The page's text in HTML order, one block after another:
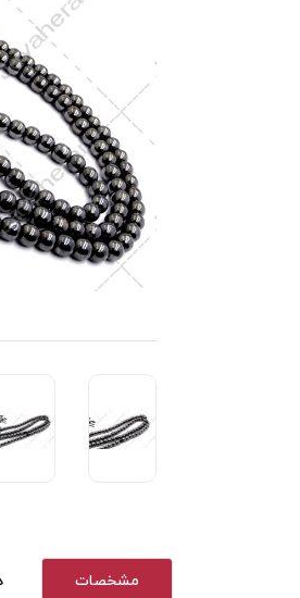
مشخصات